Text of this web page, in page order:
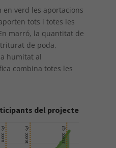
verd les aportacions
tots i totes les
marró, la quantitat de
de poda,
humitat al
combina totes les